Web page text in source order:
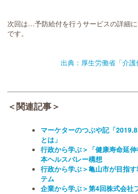
次回は…予防給付を行うサービスの詳細
です。
出典：厚生労働省「介護
＜関連記事＞
マーケターのつぶや記「
とは」
行政から学ぶ＞「健康寿命延
本ヘルスバレー構想
行政から学ぶ＞亀山市が目指
テム
企業から学ぶ＞第4回株式会社